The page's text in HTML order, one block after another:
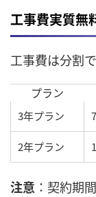
工事費実質無
工事費は分割
プラン
3年プラン
2年プラン
注意 ：契約期